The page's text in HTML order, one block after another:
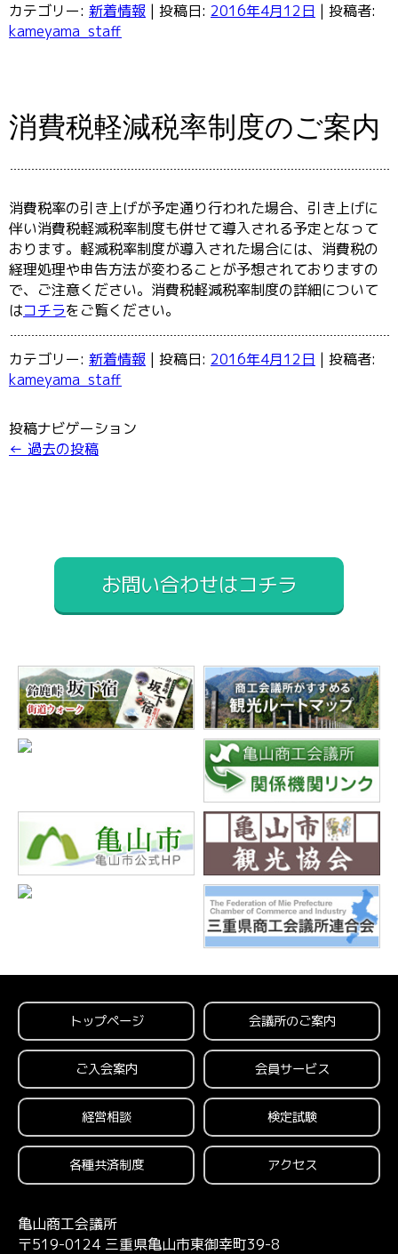
カテゴリー: 新着情報 | 投稿日: 2016年4月12日 | 投稿者:
kameyama_staff
消費税軽減税率制度のご案内
消費税率の引き上げが予定通り行われた場合、引き上げに
伴い消費税軽減税率制度も併せて導入される予定となって
おります。軽減税率制度が導入された場合には、消費税の
経理処理や申告方法が変わることが予想されておりますの
で、ご注意ください。消費税軽減税率制度の詳細について
はコチラをご覧ください。
カテゴリー: 新着情報 | 投稿日: 2016年4月12日 | 投稿者:
kameyama_staff
投稿ナビゲーション
← 過去の投稿
お問い合わせはコチラ
トップページ 会議所のご案内
ご入会案内 会員サービス
経営相談 検定試験
各種共済制度 アクセス
亀山商工会議所
〒519-0124 三重県亀山市東御幸町39-8